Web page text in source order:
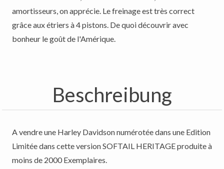
amortisseurs, on apprécie. Le freinage est très correct
grâce aux étriers à 4 pistons. De quoi découvrir avec
bonheur le goût de l'Amérique.
Beschreibung
A vendre une Harley Davidson numérotée dans une Edition
Limitée dans cette version SOFTAIL HERITAGE produite à
moins de 2000 Exemplaires.